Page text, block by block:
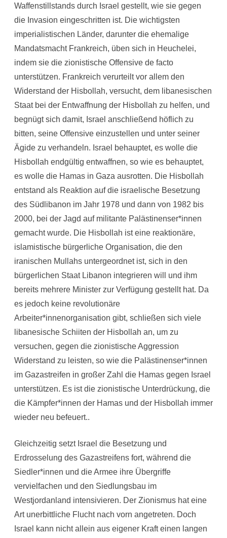
Waffenstillstands durch Israel gestellt, wie sie gegen
die Invasion eingeschritten ist. Die wichtigsten
imperialistischen Länder, darunter die ehemalige
Mandatsmacht Frankreich, üben sich in Heuchelei,
indem sie die zionistische Offensive de facto
unterstützen. Frankreich verurteilt vor allem den
Widerstand der Hisbollah, versucht, dem libanesischen
Staat bei der Entwaffnung der Hisbollah zu helfen, und
begnügt sich damit, Israel anschließend höflich zu
bitten, seine Offensive einzustellen und unter seiner
Ägide zu verhandeln. Israel behauptet, es wolle die
Hisbollah endgültig entwaffnen, so wie es behauptet,
es wolle die Hamas in Gaza ausrotten. Die Hisbollah
entstand als Reaktion auf die israelische Besetzung
des Südlibanon im Jahr 1978 und dann von 1982 bis
2000, bei der Jagd auf militante Palästinenser*innen
gemacht wurde. Die Hisbollah ist eine reaktionäre,
islamistische bürgerliche Organisation, die den
iranischen Mullahs untergeordnet ist, sich in den
bürgerlichen Staat Libanon integrieren will und ihm
bereits mehrere Minister zur Verfügung gestellt hat. Da
es jedoch keine revolutionäre
Arbeiter*innenorganisation gibt, schließen sich viele
libanesische Schiiten der Hisbollah an, um zu
versuchen, gegen die zionistische Aggression
Widerstand zu leisten, so wie die Palästinenser*innen
im Gazastreifen in großer Zahl die Hamas gegen Israel
unterstützen. Es ist die zionistische Unterdrückung, die
die Kämpfer*innen der Hamas und der Hisbollah immer
wieder neu befeuert..
Gleichzeitig setzt Israel die Besetzung und
Erdrosselung des Gazastreifens fort, während die
Siedler*innen und die Armee ihre Übergriffe
vervielfachen und den Siedlungsbau im
Westjordanland intensivieren. Der Zionismus hat eine
Art unerbittliche Flucht nach vorn angetreten. Doch
Israel kann nicht allein aus eigener Kraft einen langen